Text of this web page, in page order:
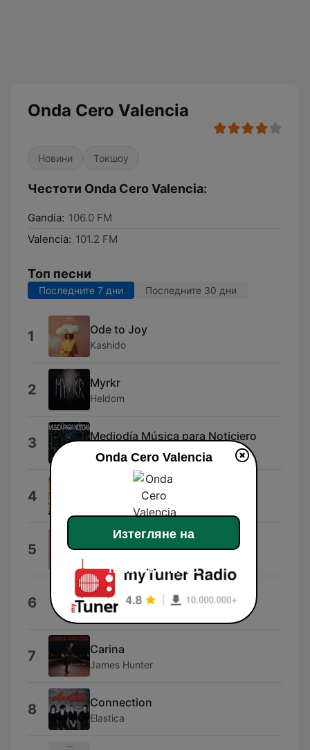
Onda Cero Valencia
Новини Токшоу
Честоти Onda Cero Valencia:
Gandia: 106.0 FM
Valencia: 101.2 FM
Топ песни
Последните 7 дни Последните 30 дни
1 Ode to Joy
Kashido
2 Myrkr
Heldom
3 Mediodía Música para Noticiero
Musica para Noticias
4
5 Tu n'aimes que moi
6 Whimsical Tango
Tunetank
7 Carina
James Hunter
8 Connection
Elastica
Onda Cero Valencia
Изтегляне на
приложението